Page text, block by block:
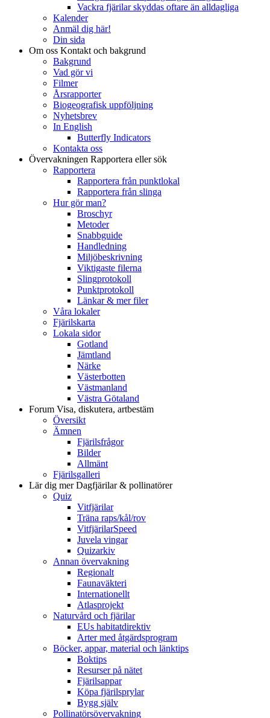
Vackra fjärilar skyddas oftare än alldagliga
Kalender
Anmäl dig här!
Din sida
Om oss Kontakt och bakgrund
Bakgrund
Vad gör vi
Filmer
Årsrapporter
Biogeografisk uppföljning
Nyhetsbrev
In English
Butterfly Indicators
Kontakta oss
Övervakningen Rapportera eller sök
Rapportera
Rapportera från punktlokal
Rapportera från slinga
Hur gör man?
Broschyr
Metoder
Snabbguide
Handledning
Miljöbeskrivning
Viktigaste filerna
Slingprotokoll
Punktprotokoll
Länkar & mer filer
Våra lokaler
Fjärilskarta
Lokala sidor
Gotland
Jämtland
Närke
Västerbotten
Västmanland
Västra Götaland
Forum Visa, diskutera, artbestäm
Översikt
Ämnen
Fjärilsfrågor
Bilder
Allmänt
Fjärilsgalleri
Lär dig merDagfjärilar & pollinatörer
Quiz
Vitfjärilar
Träna raps/kål/rov
VitfjärilarSpeed
Juvela vingar
Quizarkiv
Annan övervakning
Regionalt
Faunaväkteri
Internationellt
Atlasprojekt
Naturvård och fjärilar
EUs habitatdirektiv
Arter med åtgärdsprogram
Böcker, appar, material och länktips
Boktips
Resurser på nätet
Fjärilsappar
Köpa fjärilsprylar
Bygg själv
Pollinatörsövervakning